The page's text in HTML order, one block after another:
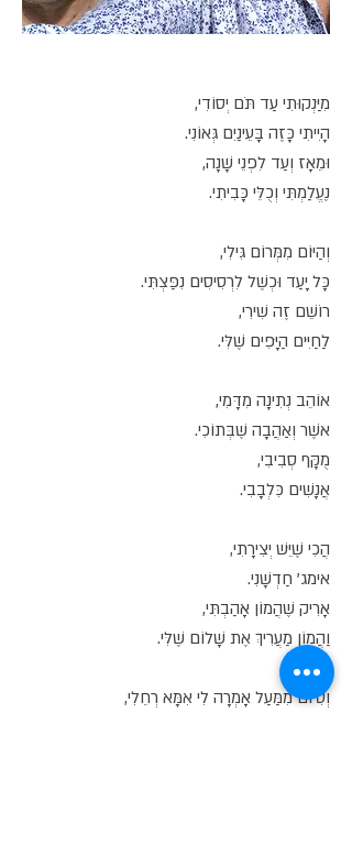
מִיַּנְקוּתִי עַד תֹּם יְסוֹדִי,
הָיִיתִי כָּזֶה בָּעֵינַיִם גְּאוֹנִי.
וּמֵאָז וְעַד לִפְנֵי שָׁנָה,
נֶעֱלַמְתִּי וְכֻלֵּי כָּבִיתִי.
וְהַיּוֹם מִמְּרוֹם גִּילִי,
כָּל יָעַד וּכְשֶׁל לִרְסִיסִים נִפַּצְתִּי.
רוֹשֵׁם זֶה שִׁירִי,
לַחַיִּים הַיָּפִים שֶׁלִּי.
אוֹהֵב נְתִינָה מִדָּמִי,
אֹשֶׁר וְאַהֲבָה שֶׁבְּתוֹכִי.
מֻקָּף סְבִיבִי,
אֲנָשִׁים כִּלְבָבִי.
הֲכִי שֶׁיֵּשׁ יְצִירָתִי,
אימג' חַדְשָׁנִי.
אָרִיק שֶׁהֲמוֹן אָהַבְתִּי,
וַהֲמוֹן מַעֲרִיךְ אֶת שָׁלוֹם שֶׁלִּי.
וְסִיּוּם מִמַּעַל אָמְרָה לִי אִמָּא רְחֵלִי,